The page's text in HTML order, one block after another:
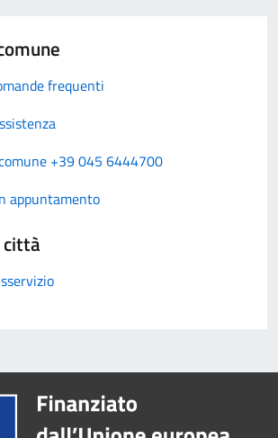
frequenti
+39 045 6444700
appuntamento
città